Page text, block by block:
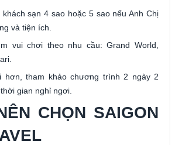
khách sạn 4 sao hoặc 5 sao nếu Anh Chị
và tiện ích.
vui chơi theo nhu cầu: Grand World,
hơn, tham khảo chương trình 2 ngày 2
gian nghỉ ngơi.
CHỌN SAIGON